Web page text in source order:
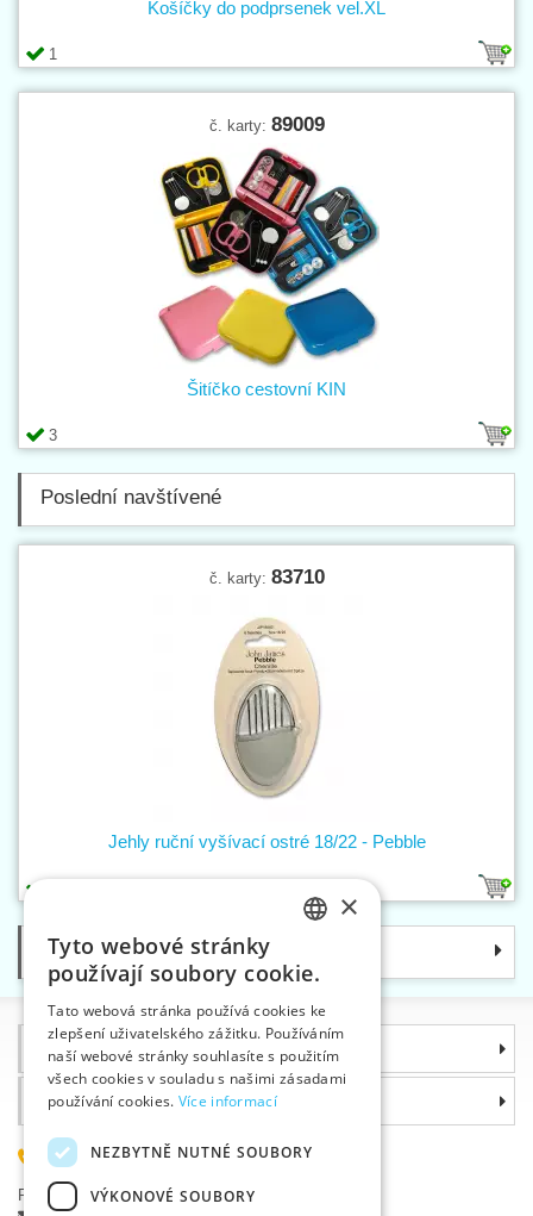
1
Košíčky do podprsenek vel.XL
č. karty: 89009
3
Šitíčko cestovní KIN
Poslední navštívené
č. karty: 83710
Jehly ruční vyšívací ostré 18/22 - Pebble
Kategorie
Informace
Proč si zvolit právě nás
585 051 217
Plzeňská 868, 783 91 Uničov, Česká republika
ENGLISH
GERMAN
×
Tyto webové stránky
používají soubory cookie.
Tato webová stránka používá cookies ke
zlepšení uživatelského zážitku. Používáním
naší webové stránky souhlasíte s použitím
všech cookies v souladu s našimi zásadami
používání cookies. Více informací
NEZBYTNĚ NUTNÉ SOUBORY
VÝKONOVÉ SOUBORY